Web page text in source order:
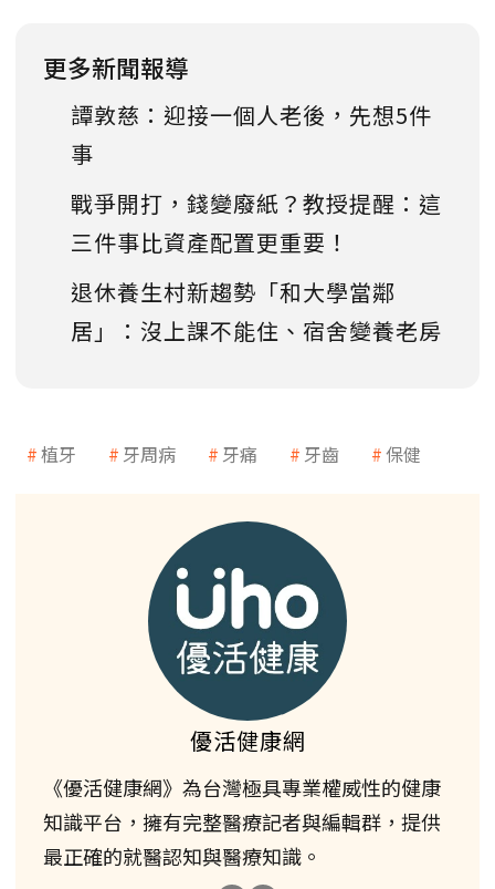
更多新聞報導
譚敦慈：迎接一個人老後，先想5件
事
戰爭開打，錢變廢紙？教授提醒：這
三件事比資產配置更重要！
退休養生村新趨勢「和大學當鄰
居」：沒上課不能住、宿舍變養老房
植牙 牙周病 牙痛 牙齒 保健
優活健康網
《優活健康網》為台灣極具專業權威性的健康
知識平台，擁有完整醫療記者與編輯群，提供
最正確的就醫認知與醫療知識。